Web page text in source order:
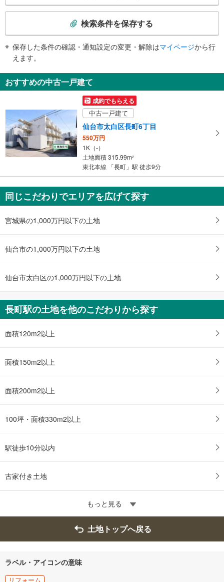
ＪＲ長町駅、あすと長町１～４丁目、イケア仙台、長町商店街東、バスのりば
・改札⇔南２出口
【ＪＲ】
・ホーム⇔改札
【仙台市交通局】
・ホーム⇔改札
・改札⇔南１出口（途中一部）
・改札⇔南２出口
トイレ
《多機能トイレ》
・改札内
【仙台市交通局】
《多機能トイレ》
・改札外
【ＪＲ】
・点字運賃表
【仙台市交通局】
・ＡＥＤ
検
知
を
け
取
る
・
条
マ
イ
ペ
ー
保
す
る
検索条件を保存する
保存した条件の確認・通知設定の変更・解除はマイページから行
えます。
おすすめの中古一戸建て
成約でもらえる
中古一戸建て
仙台市太白区長町6丁目
550万円
1K（-）
土地面積 315.99m2
東北本線 「長町」駅 徒歩9分
同じこだわりでエリアを広げて探す
宮城県の1,000万円以下の土地
仙台市の1,000万円以下の土地
仙台市太白区の1,000万円以下の土地
長町駅の土地を他のこだわりから探す
面積120m2以上
面積150m2以上
面積200m2以上
100坪・面積330m2以上
駅徒歩10分以内
古家付き土地
もっと見る
土地トップへ戻る
ラベル・アイコンの意味
リフォーム